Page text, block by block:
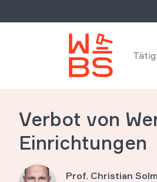
Verbot von
Einrichtungen
Prof. Christian